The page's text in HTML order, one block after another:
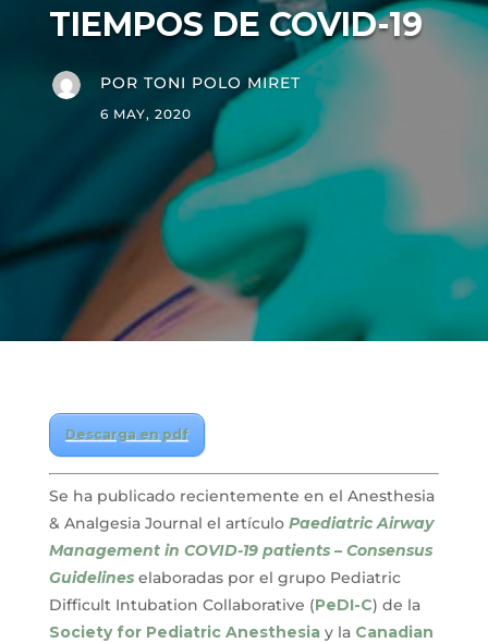
TIEMPOS DE COVID-19
POR TONI POLO MIRET
6 MAY, 2020
Descarga en pdf
Se ha publicado recientemente en el Anesthesia
& Analgesia Journal el artículo Paediatric Airway
Management in COVID-19 patients – Consensus
Guidelineselaboradas por el grupo Pediatric
Difficult Intubation Collaborative (PeDI-C) de la
Society for Pediatric Anesthesiay la Canadian